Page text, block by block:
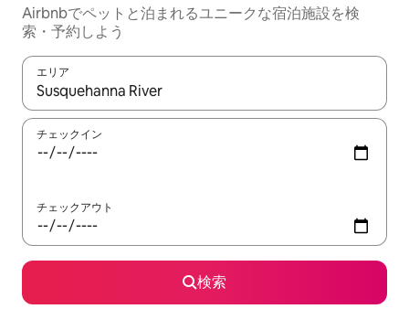
Airbnbでペットと泊まれるユニークな宿泊施設を検
索・予約しよう
エリア
検索結果が表示されたら、上下の矢印キーを使って移動するか
チェックイン
チェックアウト
検索